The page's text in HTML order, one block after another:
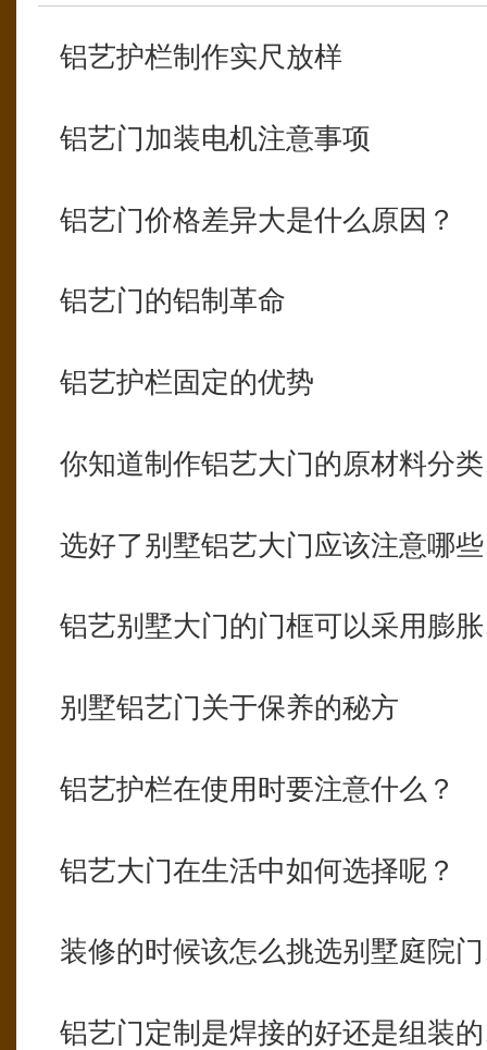
铝艺护栏制作实尺放样
铝艺门加装电机注意事项
铝艺门价格差异大是什么原因？
铝艺门的铝制革命
铝艺护栏固定的优势
你知道制作铝艺大门的原材料分
选好了别墅铝艺大门应该注意哪
铝艺别墅大门的门框可以采用膨
别墅铝艺门关于保养的秘方
铝艺护栏在使用时要注意什么？
铝艺大门在生活中如何选择呢？
装修的时候该怎么挑选别墅庭院
铝艺门定制是焊接的好还是组装